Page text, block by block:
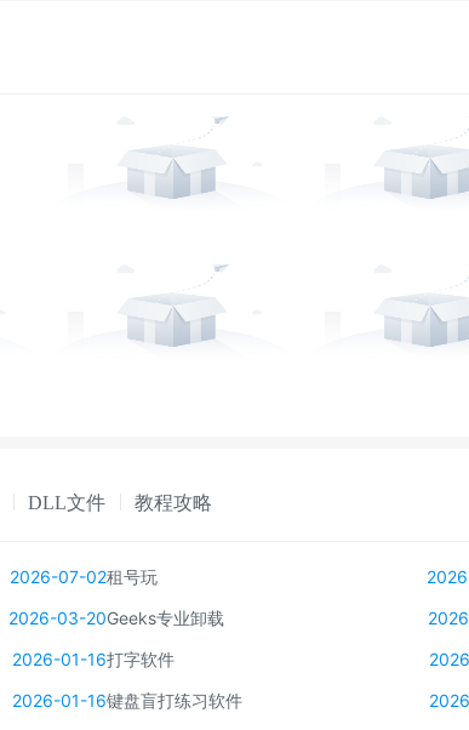
DLL文件 教程攻略
2026-07-02租号玩
2026-03-20Geeks专业卸载
2026-01-16打字软件
2026-01-16键盘盲打练习软件